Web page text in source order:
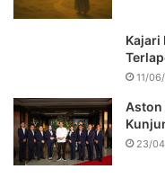
Kajari
11/
Aston
23/